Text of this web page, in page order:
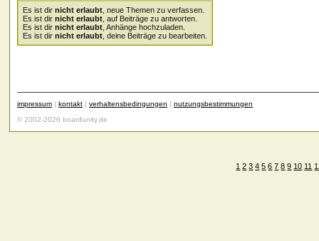
Es ist dir nicht erlaubt , neue Themen zu verfassen.
Es ist dir nicht erlaubt , auf Beiträge zu antworten.
Es ist dir nicht erlaubt , Anhänge hochzuladen.
Es ist dir nicht erlaubt , deine Beiträge zu bearbeiten.
impressum | kontakt | verhaltensbedingungen | nutzungsbestimmungen
© 2002-2026 boardunity.de
1 2 3 4 5 6 7 8 9 10 11